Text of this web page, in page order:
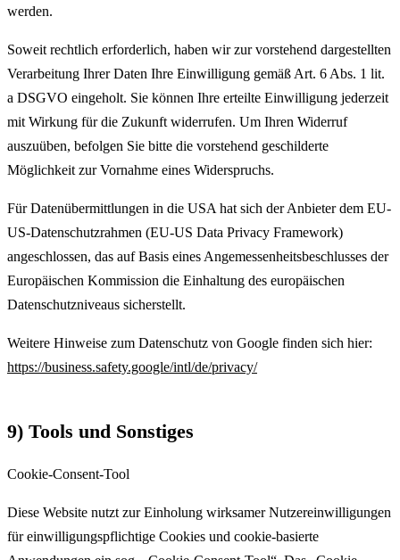
werden.
Soweit rechtlich erforderlich, haben wir zur vorstehend dargestellten
Verarbeitung Ihrer Daten Ihre Einwilligung gemäß Art. 6 Abs. 1 lit.
a DSGVO eingeholt. Sie können Ihre erteilte Einwilligung jederzeit
mit Wirkung für die Zukunft widerrufen. Um Ihren Widerruf
auszuüben, befolgen Sie bitte die vorstehend geschilderte
Möglichkeit zur Vornahme eines Widerspruchs.
Für Datenübermittlungen in die USA hat sich der Anbieter dem EU-
US-Datenschutzrahmen (EU-US Data Privacy Framework)
angeschlossen, das auf Basis eines Angemessenheitsbeschlusses der
Europäischen Kommission die Einhaltung des europäischen
Datenschutzniveaus sicherstellt.
Weitere Hinweise zum Datenschutz von Google finden sich hier:
https://business.safety.google/intl/de/privacy/
9) Tools und Sonstiges
Cookie-Consent-Tool
Diese Website nutzt zur Einholung wirksamer Nutzereinwilligungen
für einwilligungspflichtige Cookies und cookie-basierte